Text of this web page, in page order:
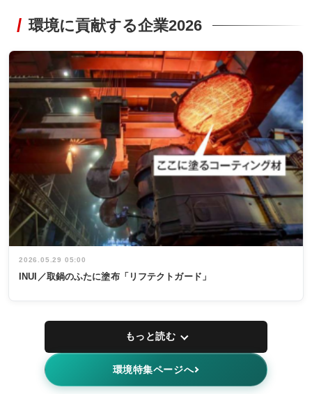
環境に貢献する企業2026
2026.05.29 05:00
INUI／取鍋のふたに塗布「リフテクトガード」
もっと読む
環境特集ページへ